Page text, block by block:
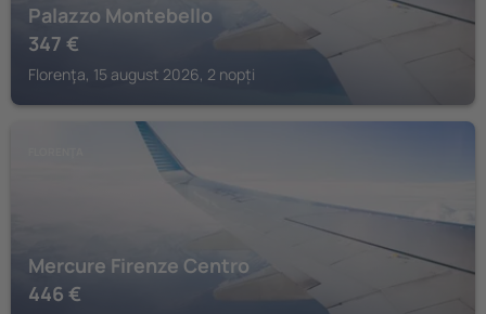
Palazzo Montebello
347 €
Florenţa, 15 august 2026, 2 nopți
Mercure Firenze Centro
446 €